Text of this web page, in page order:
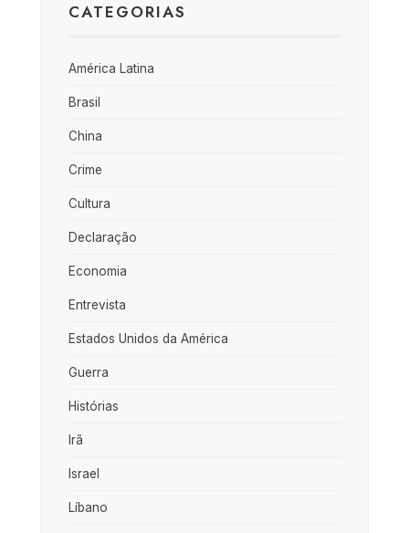
CATEGORIAS
América Latina
Brasil
China
Crime
Cultura
Declaração
Economia
Entrevista
Estados Unidos da América
Guerra
Histórias
Irã
Israel
Líbano